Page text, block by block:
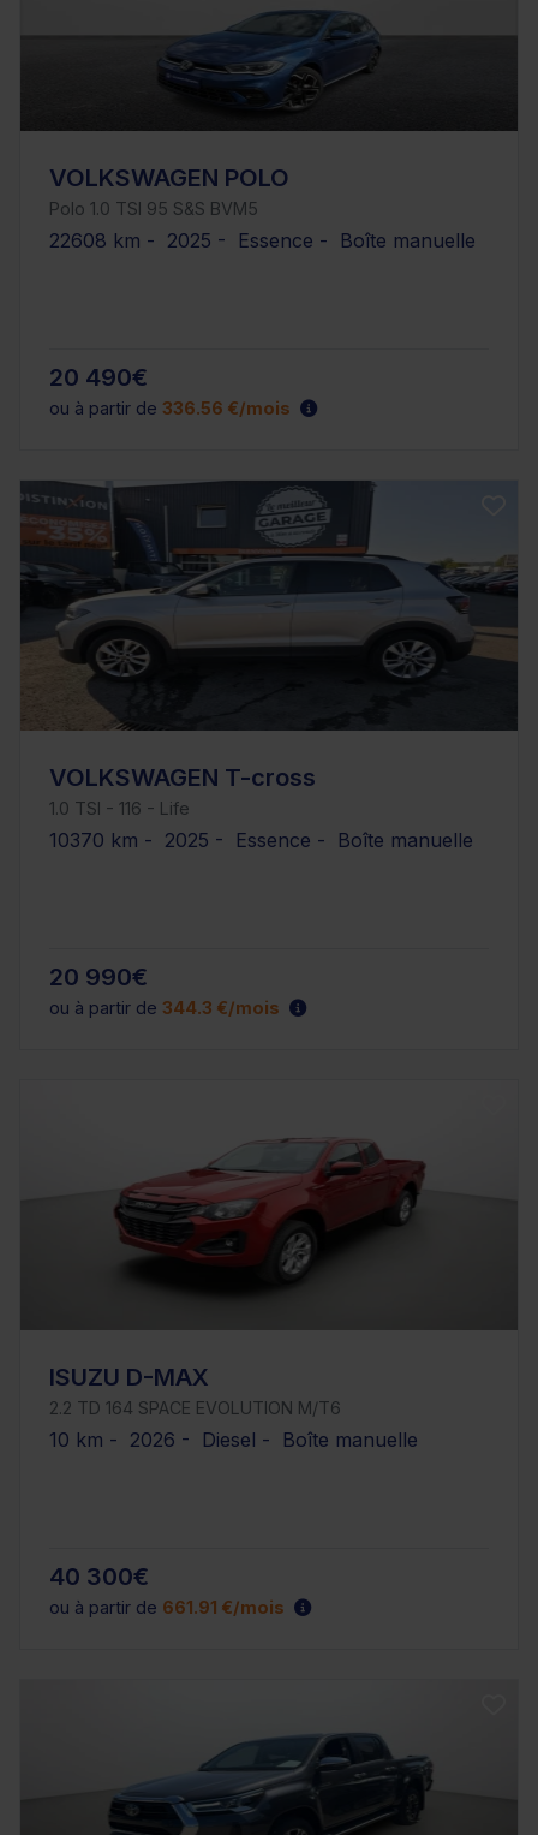
VOLKSWAGEN POLO
Polo 1.0 TSI 95 S&S BVM5
22608 km - 2025 - Essence - Boîte manuelle
20 490€
ou à partir de 336.56 €/mois
VOLKSWAGEN T-cross
1.0 TSI - 116 - Life
10370 km - 2025 - Essence - Boîte manuelle
20 990€
ou à partir de 344.3 €/mois
ISUZU D-MAX
2.2 TD 164 SPACE EVOLUTION M/T6
10 km - 2026 - Diesel - Boîte manuelle
40 300€
ou à partir de 661.91 €/mois